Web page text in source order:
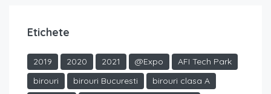
Etichete
2019 2020 2021 @Expo
AFI Tech Park
birouri
birouri Bucuresti
birouri clasa A